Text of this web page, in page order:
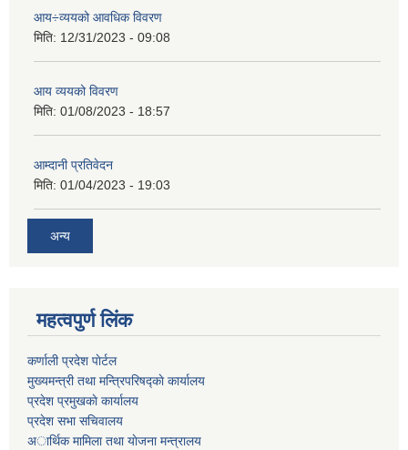
आय÷व्ययको आवधिक विवरण
मिति: 12/31/2023 - 09:08
आय व्ययको विवरण
मिति: 01/08/2023 - 18:57
आम्दानी प्रतिवेदन
मिति: 01/04/2023 - 19:03
अन्य
महत्वपुर्ण लिंक
कर्णाली प्रदेश पाेर्टल
मुख्यमन्त्री तथा मन्त्रिपरिषद्काे कार्यालय
प्रदेश प्रमुखकाे कार्यालय
प्रदेश सभा सचिवालय
अार्थिक मामिला तथा याेजना मन्त्रालय